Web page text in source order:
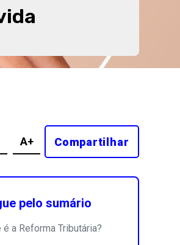
A+ Compartilhar
pelo sumário
é a Reforma Tributária?